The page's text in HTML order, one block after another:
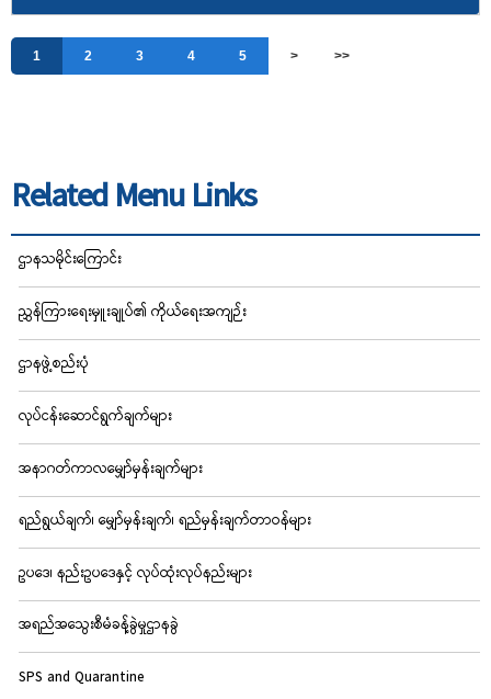
Pages
1 2 3 4 5 > >>
Related Menu Links
ဌာနသမိုင်းကြောင်း
ညွှန်ကြားရေးမှူးချုပ်၏ ကိုယ်ရေးအကျဉ်း
ဌာနဖွဲ့စည်းပုံ
လုပ်ငန်းဆောင်ရွက်ချက်များ
အနာဂတ်ကာလမျှော်မှန်းချက်များ
ရည်ရွယ်ချက်၊ မျှော်မှန်းချက်၊ ရည်မှန်းချက်တာဝန်များ
ဥပဒေ၊ နည်းဥပဒေနှင့် လုပ်ထုံးလုပ်နည်းများ
အရည်အသွေးစီမံခန့်ခွဲမှုဌာနခွဲ
SPS and Quarantine